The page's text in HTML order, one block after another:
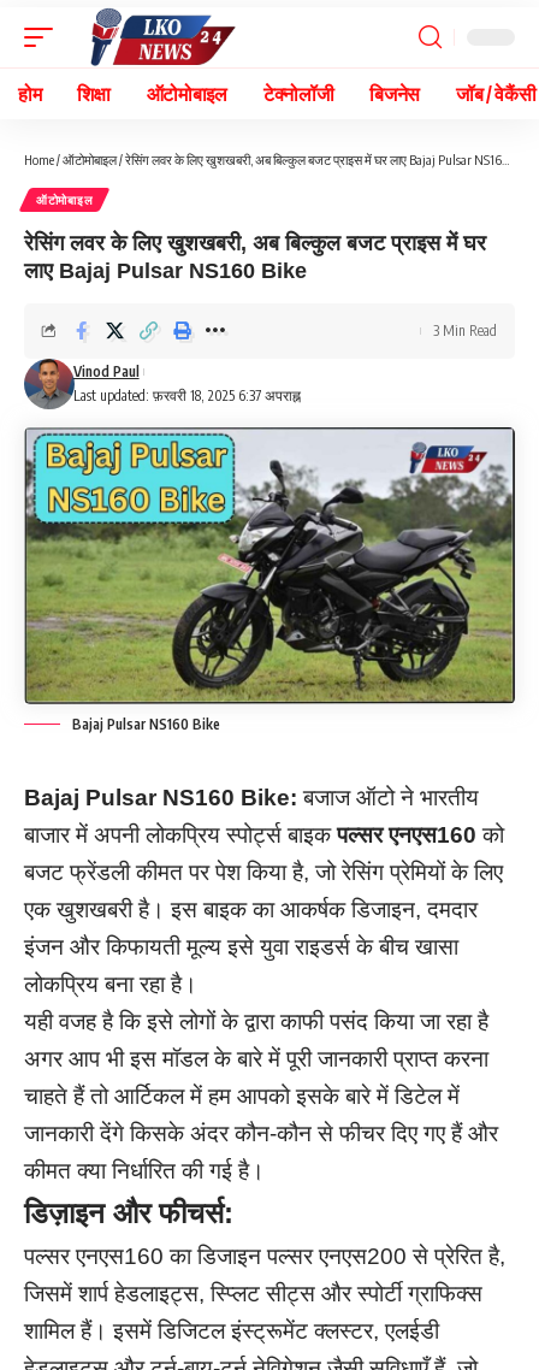
होम शिक्षा ऑटोमोबाइल टेक्नोलॉजी बिजनेस जॉब / वेकैंसी
Home/ऑटोमोबाइल/रेसिंग लवर के लिए खुशखबरी, अब बिल्कुल बजट प्राइस में घर लाए Bajaj Pulsar NS160 Bike
ऑटोमोबाइल
रेसिंग लवर के लिए खुशखबरी, अब बिल्कुल बजट प्राइस में घर
लाए Bajaj Pulsar NS160 Bike
Last updated: फ़रवरी 18, 2025 6:37 अपराह्न
Vinod Paul
3 Min Read
Bajaj Pulsar NS160 Bike
Bajaj Pulsar NS160 Bike:बजाज ऑटो ने भारतीय
बाजार में अपनी लोकप्रिय स्पोर्ट्स बाइकपल्सर एनएस160 को
बजट फ्रेंडली कीमत पर पेश किया है, जो रेसिंग प्रेमियों के लिए
एक खुशखबरी है। इस बाइक का आकर्षक डिजाइन, दमदार
इंजन और किफायती मूल्य इसे युवा राइडर्स के बीच खासा
लोकप्रिय बना रहा है।
यही वजह है कि इसे लोगों के द्वारा काफी पसंद किया जा रहा है
अगर आप भी इस मॉडल के बारे में पूरी जानकारी प्राप्त करना
चाहते हैं तो आर्टिकल में हम आपको इसके बारे में डिटेल में
जानकारी देंगे किसके अंदर कौन-कौन से फीचर दिए गए हैं और
कीमत क्या निर्धारित की गई है।
डिज़ाइन और फीचर्स:
पल्सर एनएस160 का डिजाइन पल्सर एनएस200 से प्रेरित है,
जिसमें शार्प हेडलाइट्स, स्प्लिट सीट्स और स्पोर्टी ग्राफिक्स
शामिल हैं। इसमें डिजिटल इंस्ट्रूमेंट क्लस्टर, एलईडी